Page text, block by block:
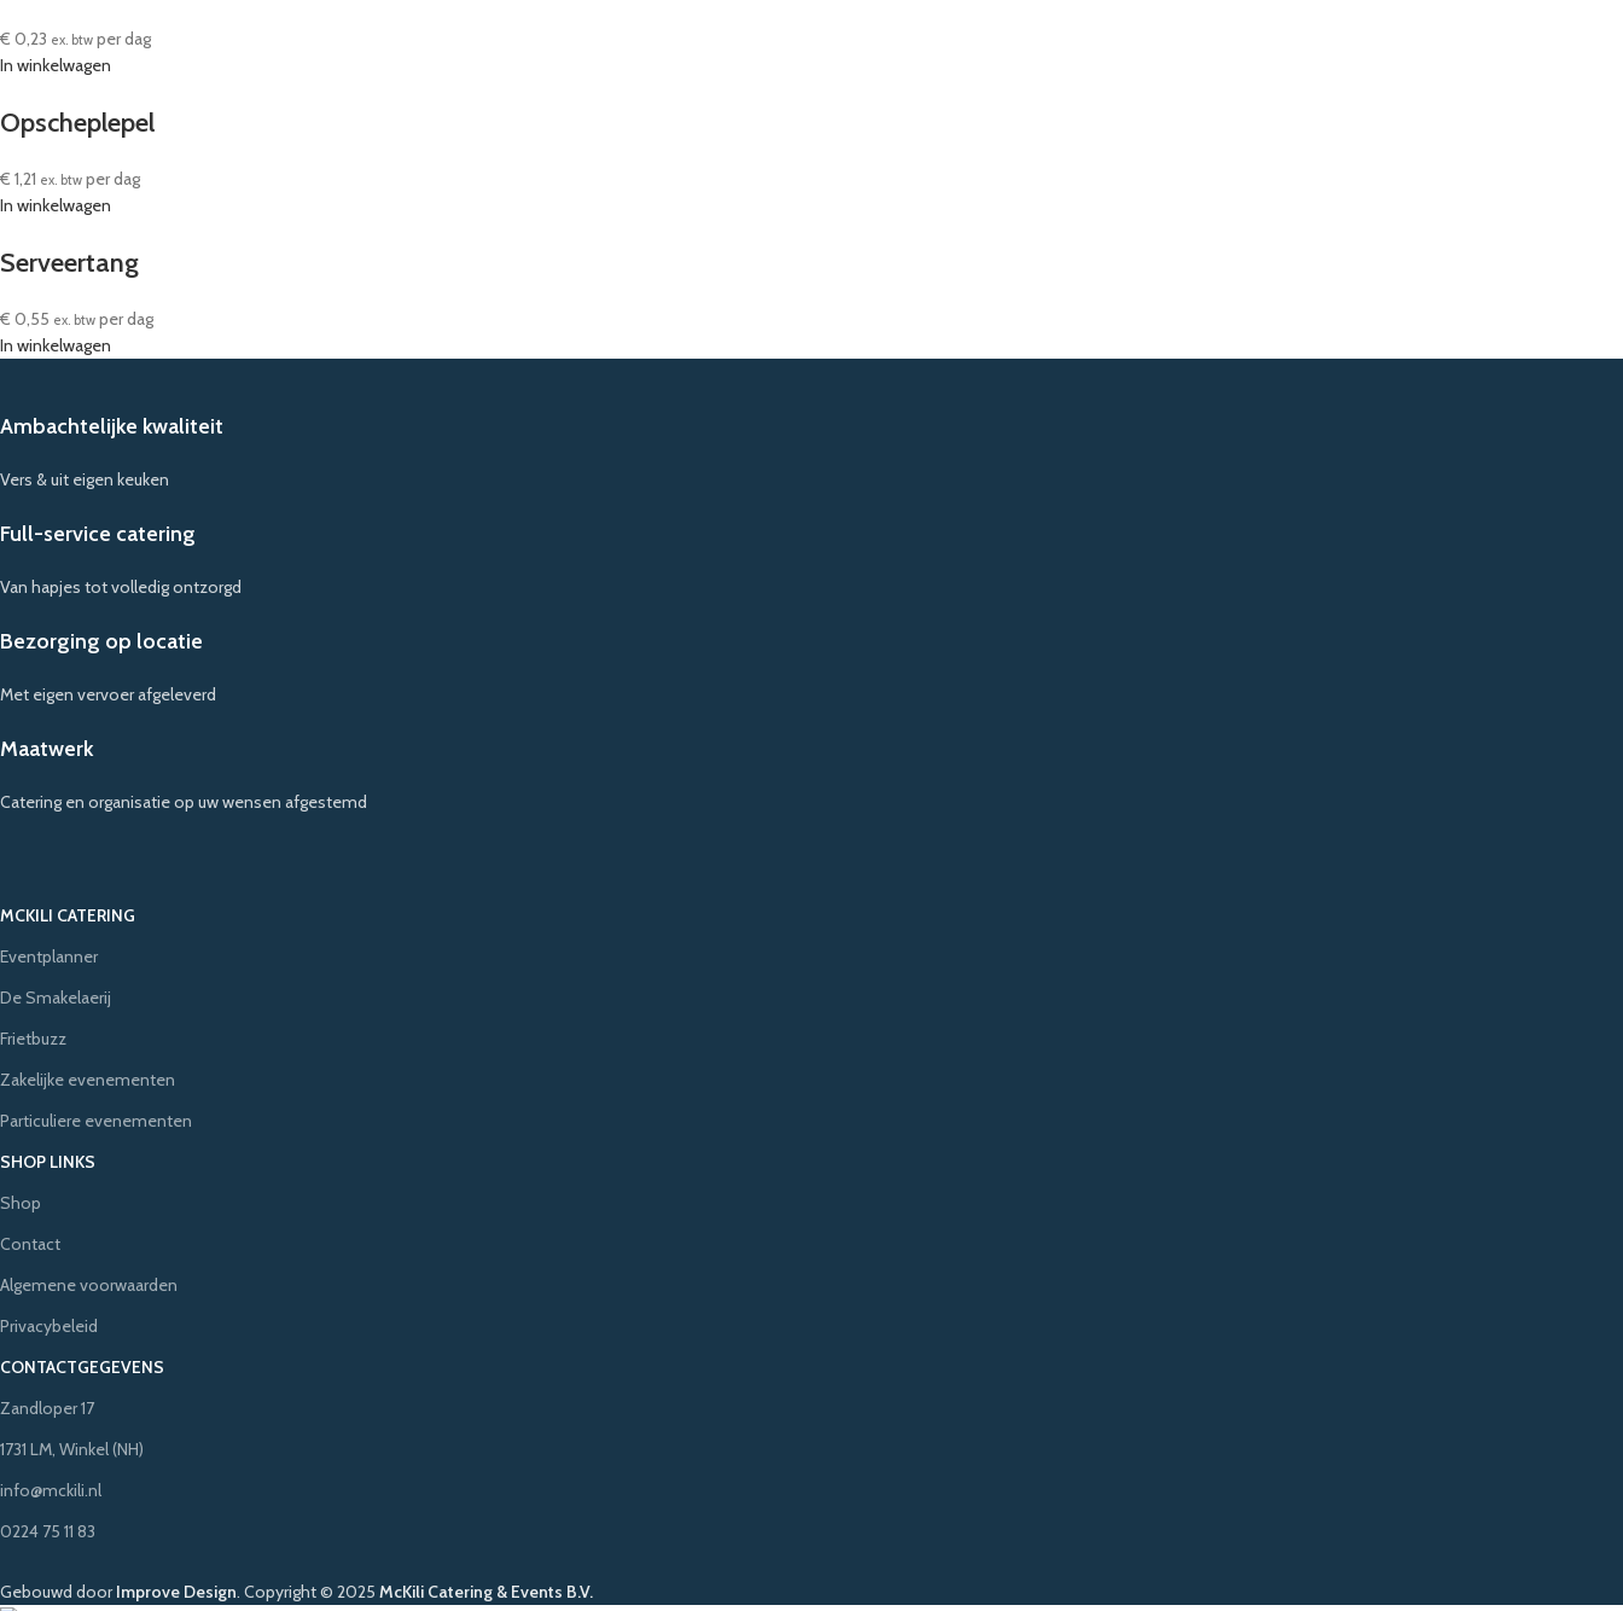
€ 0,23 ex. btw per dag
In winkelwagen
Opscheplepel
€ 1,21 ex. btw per dag
In winkelwagen
Serveertang
€ 0,55 ex. btw per dag
In winkelwagen
Ambachtelijke kwaliteit
Vers & uit eigen keuken
Full-service catering
Van hapjes tot volledig ontzorgd
Bezorging op locatie
Met eigen vervoer afgeleverd
Maatwerk
Catering en organisatie op uw wensen afgestemd
MCKILI CATERING
Eventplanner
De Smakelaerij
Frietbuzz
Zakelijke evenementen
Particuliere evenementen
SHOP LINKS
Shop
Contact
Algemene voorwaarden
Privacybeleid
CONTACTGEGEVENS
Zandloper 17
1731 LM, Winkel (NH)
info@mckili.nl
0224 75 11 83
Gebouwd doorImprove Design. Copyright © 2025 McKili Catering & Events B.V.